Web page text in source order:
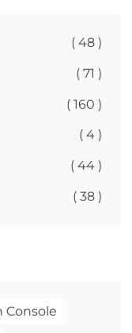
( 48 )
( 71 )
( 160 )
( 4 )
( 44 )
( 38 )
Console